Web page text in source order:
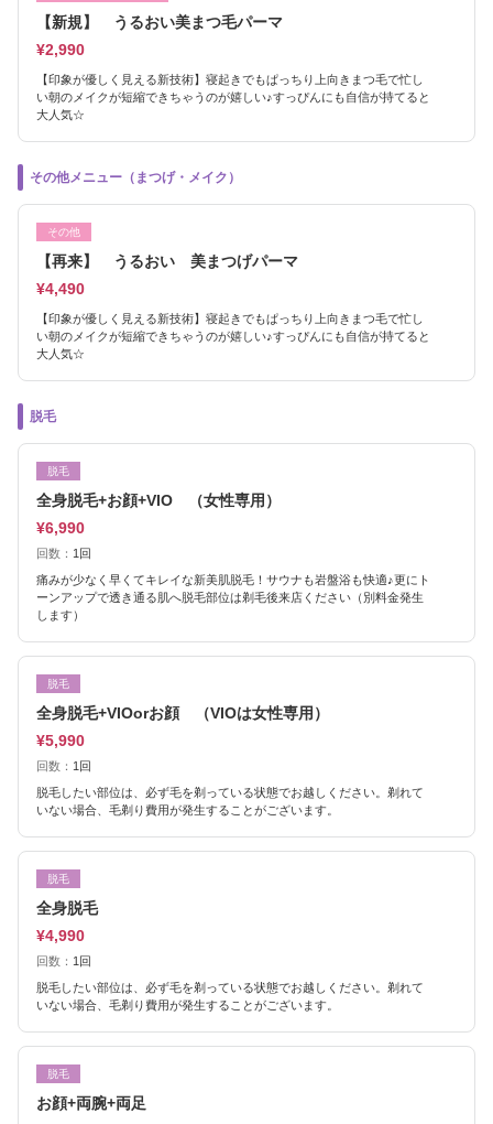
【新規】 うるおい美まつ毛パーマ
¥2,990
【印象が優しく見える新技術】寝起きでもぱっちり上向きまつ毛で忙し
い朝のメイクが短縮できちゃうのが嬉しい♪すっぴんにも自信が持てると
大人気☆
その他メニュー（まつげ・メイク）
その他
【再来】 うるおい 美まつげパーマ
¥4,490
【印象が優しく見える新技術】寝起きでもぱっちり上向きまつ毛で忙し
い朝のメイクが短縮できちゃうのが嬉しい♪すっぴんにも自信が持てると
大人気☆
脱毛
脱毛
全身脱毛+お顔+VIO （女性専用）
¥6,990
回数： 1回
痛みが少なく早くてキレイな新美肌脱毛！サウナも岩盤浴も快適♪更にト
ーンアップで透き通る肌へ脱毛部位は剃毛後来店ください（別料金発生
します）
脱毛
全身脱毛+VIOorお顔 （VIOは女性専用）
¥5,990
回数： 1回
脱毛したい部位は、必ず毛を剃っている状態でお越しください。剃れて
いない場合、毛剃り費用が発生することがございます。
脱毛
全身脱毛
¥4,990
回数： 1回
脱毛したい部位は、必ず毛を剃っている状態でお越しください。剃れて
いない場合、毛剃り費用が発生することがございます。
脱毛
お顔+両腕+両足